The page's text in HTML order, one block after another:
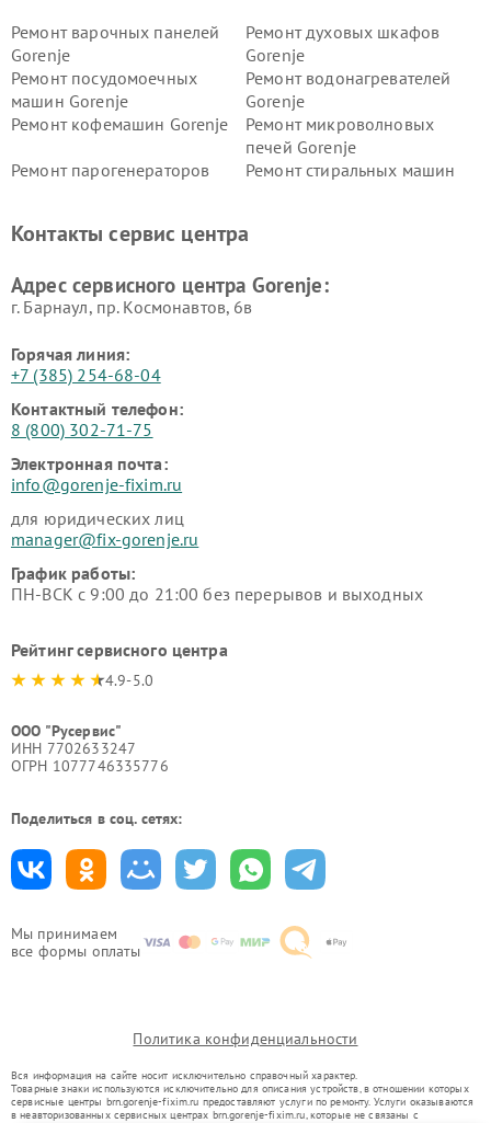
Мы принимаем
все формы оплаты
Ремонт варочных панелей
Gorenje
Ремонт духовых шкафов
Gorenje
Ремонт посудомоечных
машин Gorenje
Ремонт водонагревателей
Gorenje
Ремонт кофемашин Gorenje
Ремонт микроволновых
печей Gorenje
Ремонт парогенераторов
Ремонт стиральных машин
Контакты сервис центра
Адрес сервисного центра Gorenje:
г. Барнаул, ​пр. Космонавтов, 6в
Горячая линия:
+7 (385) 254-68-04
Контактный телефон:
8 (800) 302-71-75
Электронная почта:
info@gorenje-fixim.ru
для юридических лиц
manager@fix-gorenje.ru
График работы:
ПН-ВСК с 9:00 до 21:00 без перерывов и выходных
Рейтинг сервисного центра
4.9-5.0
ООО "Русервис"
ИНН 7702633247
ОГРН 1077746335776
Поделиться в соц. сетях:
Политика конфиденциальности
Вся информация на сайте носит исключительно справочный характер.
Товарные знаки используются исключительно для описания устройств, в отношении которых
сервисные центры brn.gorenje-fixim.ru предоставляют услуги по ремонту. Услуги оказываются
в неавторизованных сервисных центрах brn.gorenje-fixim.ru, которые не связаны с